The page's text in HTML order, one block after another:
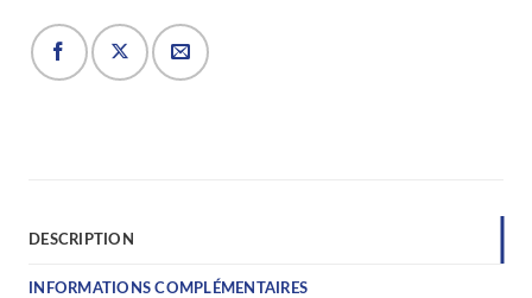
DESCRIPTION
INFORMATIONS COMPLÉMENTAIRES